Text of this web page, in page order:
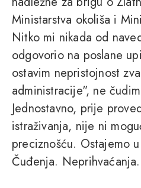
Ministarstva okoliša i
Nitko mi nikada od
odgovorio na poslane
ostavim nepristojnost
administracije", ne
Jednostavno, prije
istraživanja, nije ni
preciznošću. Ostajemo
Čuđenja. Neprihvaćanja.